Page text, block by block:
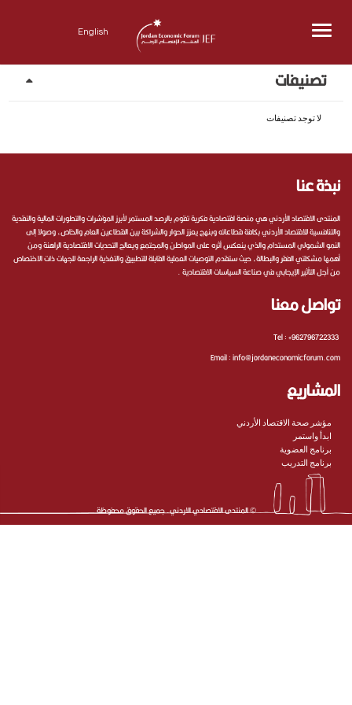
Menu
English
تصنيفات
لا توجد تصنيفات
نبذة عنا
المنتدى الاقتصاد الأردني هي منصة اقتصادية فكرية تقوم بالرصد المستمر لأبرز المؤشرات والتطورات المالية والنقدية
والتنافسية للاقتصاد الأردني بكافة قطاعاته وبنهج يعزز الحوار والشراكة بين القطاعين العام والخاص، وصولا إلى
النمو الشمولي المستدام والذي ينعكس أثره على المواطن والمجتمع ويعالج التحديات الاقتصادية الراهنة ومن
أهمها مشكلتي الفقر والبطالة، حيث ستقدم التوصيات العملية القابلة للتطبيق والتغذية الراجعة للجهات ذات الاختصاص
من أجل التأثير الإيجابي في صناعة السياسات الاقتصادية .
تواصل معنا
Tel :+962796722333
Email :info@jordaneconomicforum.com
المشاريع
مؤشر صحة الاقتصاد الأردني
ابدأ واستمر
برنامج العضوية
برنامج التدريب
©المنتدى الاقتصادي الاردني. جميع الحقوق محفوظة